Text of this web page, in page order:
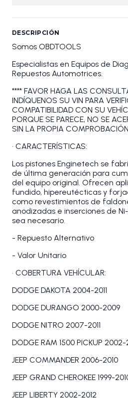
DESCRIPCIÓN
Somos OBDTOOLS
Especialistas en Equipos de
Repuestos Automotrices.
**** FAVOR HAGA LAS
INDÍQUENOS SU VIN PARA
COMPATIBILIDAD CON SU
PORQUE SE PARECE, NO SE
SIN LA PROPIA
• CARACTERÍSTICAS:
Los pistones Enginetech se
de última generación para
del equipo original. Ofrecen
fundido, hipereutécticas y
como revestimientos de
anodizadas e inserciones de
sea necesario.
- Repuesto Alternativo
- Valor Unitario
• COBERTURA VEHÍCULAR:
DODGE DAKOTA 2004-2011
DODGE DURANGO 2000-2009
DODGE NITRO 2007-2011
DODGE RAM 1500 PICKUP 2002-
JEEP COMMANDER 2006-2010
JEEP GRAND CHEROKEE 1999-
JEEP LIBERTY 2002-2012